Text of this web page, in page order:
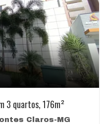
3 quartos, 176m²
Claros-MG